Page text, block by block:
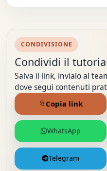
CONDIVISIONE
Condividi il
Salva il link, invialo al
dove segui contenuti
WhatsApp
Telegram
Copia link